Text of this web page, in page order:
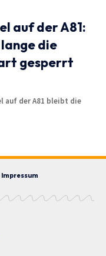
auf der A81:
die
gesperrt
auf der A81 bleibt die
Impressum